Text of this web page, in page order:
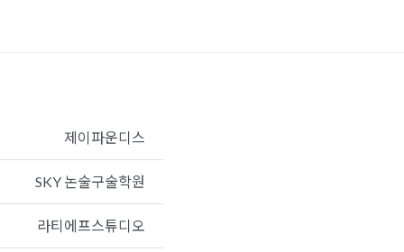
제이파운디스
SKY 논술구술학원
라티에프스튜디오